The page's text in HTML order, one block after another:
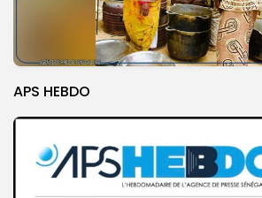
APS HEBDO